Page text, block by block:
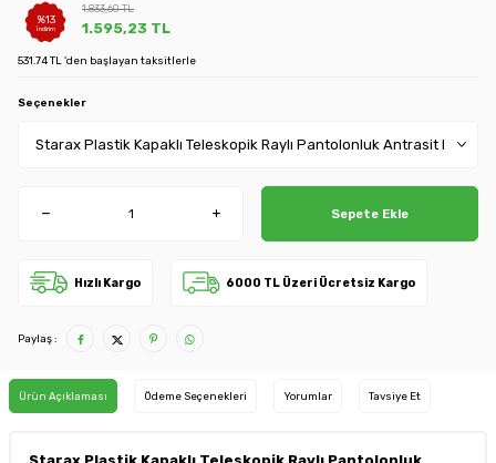
%13
İndirim
1.833,60TL
1.595,23 TL
531.74 TL 'den başlayan taksitlerle
Seçenekler
Sepete Ekle
Hızlı Kargo 6000 TL Üzeri Ücretsiz Kargo
Paylaş :
Ürün Açıklaması Ödeme Seçenekleri Yorumlar Tavsiye Et